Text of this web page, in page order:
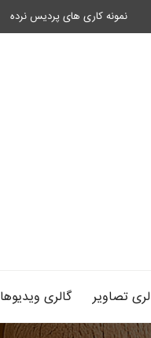
نمونه کاری های پردیس نرده
تصاویر گالری ویدیوها